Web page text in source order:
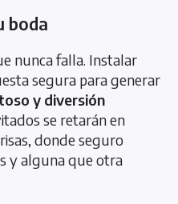
boda
nunca falla. Instalar
segura para generar
y diversión
se retarán en
donde seguro
y alguna que otra